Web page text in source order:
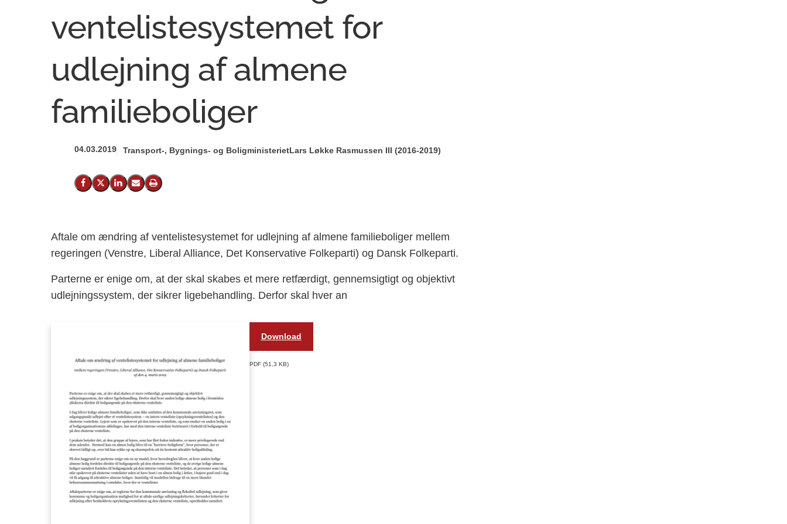
ventelistesystemet for
udlejning af almene
familieboliger
04.03.2019 Transport-, Bygnings- og BoligministerietLars Løkke Rasmussen III (2016-2019)
Del på Facebook
Del på X (Twitter)
Del på LinkedIn
Send email
Print
Aftale om ændring af ventelistesystemet for udlejning af almene familieboliger mellem
regeringen (Venstre, Liberal Alliance, Det Konservative Folkeparti) og Dansk Folkeparti.
Parterne er enige om, at der skal skabes et mere retfærdigt, gennemsigtigt og objektivt
udlejningssystem, der sikrer ligebehandling. Derfor skal hver an
Download
PDF 51,3 KB